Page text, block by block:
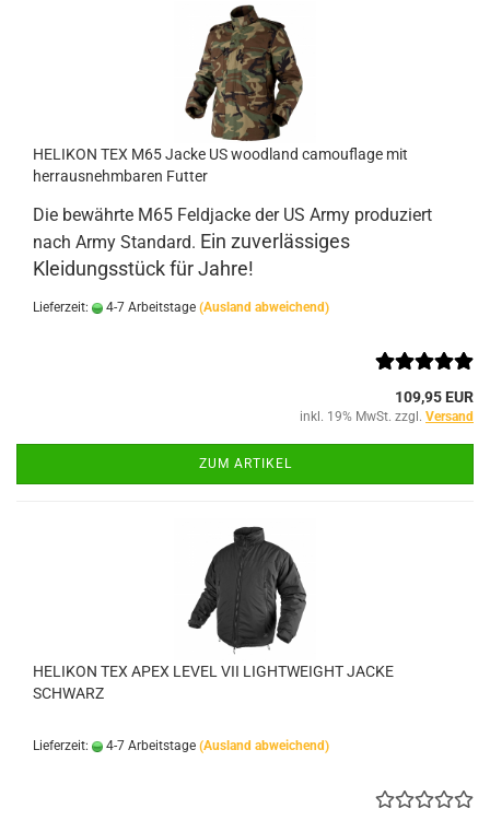
HELIKON TEX M65 Jacke US woodland camouflage mit
herrausnehmbaren Futter
Die bewährte M65 Feldjacke der US Army produziert
nach Army Standard. Ein zuverlässiges
Kleidungsstück für Jahre!
Lieferzeit: 4-7 Arbeitstage (Ausland abweichend)
109,95 EUR
inkl. 19% MwSt. zzgl. Versand
ZUM ARTIKEL
HELIKON TEX APEX LEVEL VII LIGHTWEIGHT JACKE
SCHWARZ
Lieferzeit: 4-7 Arbeitstage (Ausland abweichend)